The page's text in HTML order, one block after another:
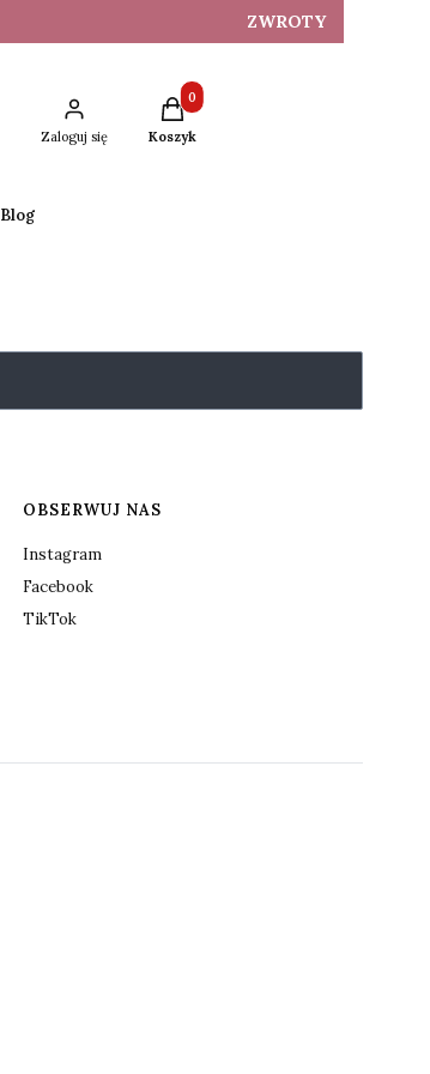
ZWROTY
Zaloguj się
Produkty w koszyku: 0. Zobacz
Koszyk
Blog
OBSERWUJ NAS
Instagram
Facebook
TikTok